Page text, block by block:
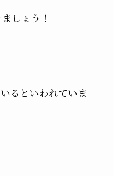
しょう！
いるといわれていま